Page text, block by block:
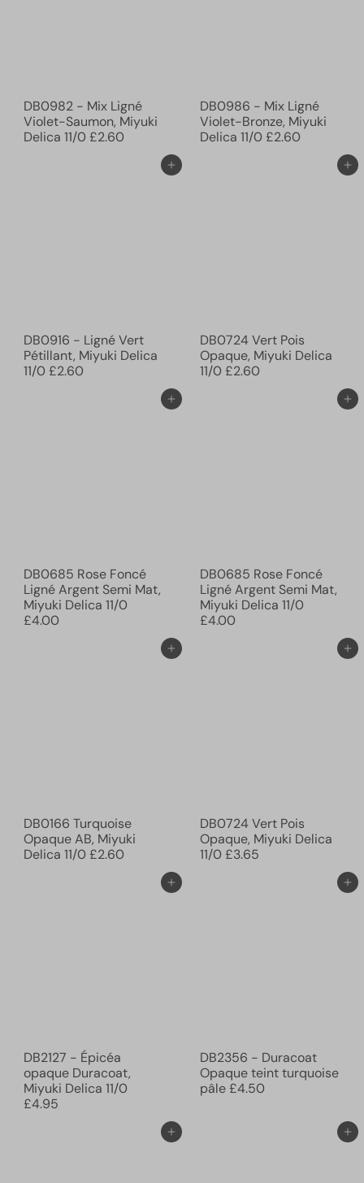
DB0982 - Mix Ligné
Violet-Saumon, Miyuki
Delica 11/0£2.60
DB0986 - Mix Ligné
Violet-Bronze, Miyuki
Delica 11/0£2.60
Ajouter au panier
DB0916 - Ligné Vert
Pétillant, Miyuki Delica
11/0£2.60
Ajouter au panier
DB0724 Vert Pois
Opaque, Miyuki Delica
11/0£2.60
Ajouter au panier
DB0685 Rose Foncé
Ligné Argent Semi Mat,
Miyuki Delica 11/0
£4.00
Ajouter au panier
DB0685 Rose Foncé
Ligné Argent Semi Mat,
Miyuki Delica 11/0
£4.00
Ajouter au panier
DB0166 Turquoise
Opaque AB, Miyuki
Delica 11/0£2.60
Ajouter au panier
DB0724 Vert Pois
Opaque, Miyuki Delica
11/0£3.65
Ajouter au panier
DB2127 - Épicéa
opaque Duracoat,
Miyuki Delica 11/0
£4.95
Ajouter au panier
DB2356 - Duracoat
Opaque teint turquoise
pâle£4.50
Ajouter au panier Ajouter au panier